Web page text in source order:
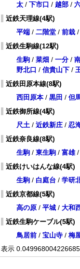
太 / 下市口 / 越部 /
近鉄天理線(4駅)
平端 / 二階堂 / 前栽 /
近鉄生駒線(12駅)
生駒 / 菜畑 / 一分 /
野北口 / 信貴山下 /
近鉄田原本線(8駅)
西田原本/ 黒田 / 但
近鉄御所線(4駅)
尺土 / 近鉄新庄 / 忍
近鉄奈良線(8駅)
生駒 / 東生駒 / 富雄/
近鉄けいはんな線(4駅)
生駒 / 白庭台 / 学研
近鉄京都線(5駅)
高の原 / 平城 / 大和
近鉄生駒ケーブル(5駅)
鳥居前 / 宝山寺 / 梅
表示